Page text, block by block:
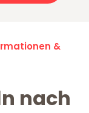
&
nach